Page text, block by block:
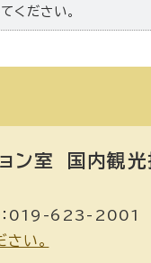
ください。
ン室 国内観光
：019-623-2001
い。